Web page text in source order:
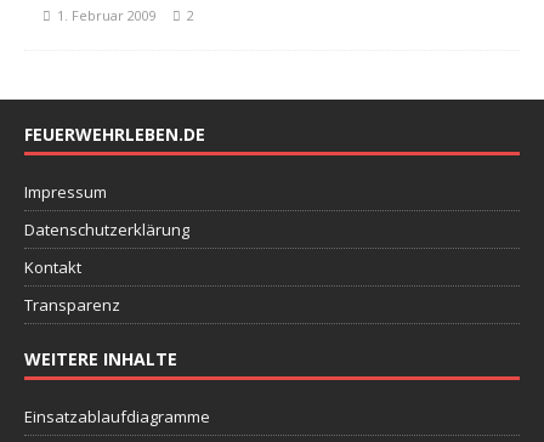
1. Februar 2009 2
FEUERWEHRLEBEN.DE
Impressum
Datenschutzerklärung
Kontakt
Transparenz
WEITERE INHALTE
Einsatzablaufdiagramme